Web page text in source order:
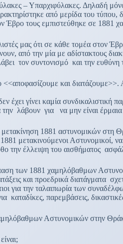
– Υπαρχιφύλακες. Δηλαδή
από μερίδα του τύπου,
Έβρο τους εμπιστεύθηκε σε 1881
μας ότι σε κάθε τομέα στον
από την μία με αδίστακτους
τον συντονισμό και την
<<αποφασίζουμε και
έχει γίνει καμία
λάβουν για να μην είναι
μετακίνηση 1881 αστυνομικών στη
1881 μετακινούμενοι
την έλλειψη του αισθήματος
των 1881 χαμηλόβαθμων
και προεδρικά διατάγματα
για την ταλαιπωρία των
παρεμβάσεις,
Αστυνομικών στην